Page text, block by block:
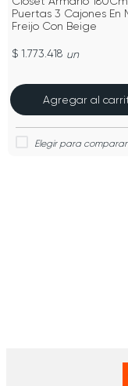
Puertas 3 Cajones En
Freijo Con Beige
$ 1.773.418 un
Agregar al